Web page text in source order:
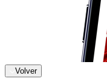
Volver